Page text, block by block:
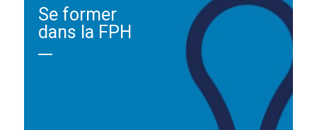
Se former
dans la FPH